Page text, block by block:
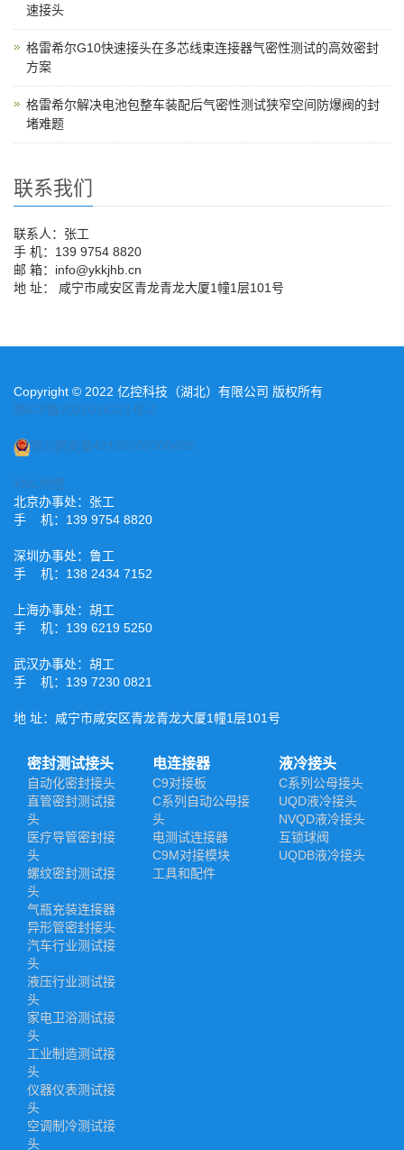
速接头
格雷希尔G10快速接头在多芯线束连接器气密性测试的高效密封
方案
格雷希尔解决电池包整车装配后气密性测试狭窄空间防爆阀的封
堵难题
联系我们
联系人：张工
手 机：139 9754 8820
邮 箱：info@ykkjhb.cn
地 址： 咸宁市咸安区青龙青龙大厦1幢1层101号
Copyright © 2022 亿控科技（湖北）有限公司 版权所有
鄂ICP备2022015221号-2
鄂公网安备42120202000485
XML地图
北京办事处：张工
手 机：139 9754 8820
深圳办事处：鲁工
手 机：138 2434 7152
上海办事处：胡工
手 机：139 6219 5250
武汉办事处：胡工
手 机：139 7230 0821
地 址：咸宁市咸安区青龙青龙大厦1幢1层101号
密封测试接头
自动化密封接头
直管密封测试接
头
医疗导管密封接
头
螺纹密封测试接
头
气瓶充装连接器
异形管密封接头
汽车行业测试接
头
液压行业测试接
头
家电卫浴测试接
头
工业制造测试接
头
仪器仪表测试接
头
空调制冷测试接
头
电连接器
C9对接板
C系列自动公母接
头
电测试连接器
C9M对接模块
工具和配件
液冷接头
C系列公母接头
UQD液冷接头
NVQD液冷接头
互锁球阀
UQDB液冷接头